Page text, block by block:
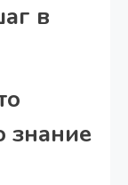
в
знание